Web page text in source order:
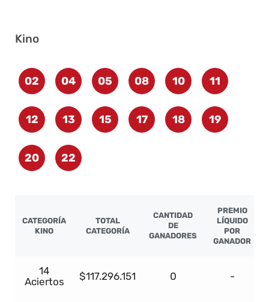
Kino
02 04 05 08 10 11
12 13 15 17 18 19
20 22
CATEGORÍA
KINO
TOTAL
CATEGORÍA
CANTIDAD
DE
GANADORES
PREMIO
LÍQUIDO
POR
GANADOR
14
Aciertos
$117.296.151 0 -